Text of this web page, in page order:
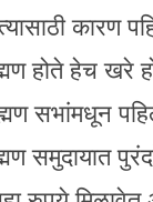
कारण
होते हेच खरे
सभांमधून
समुदायात